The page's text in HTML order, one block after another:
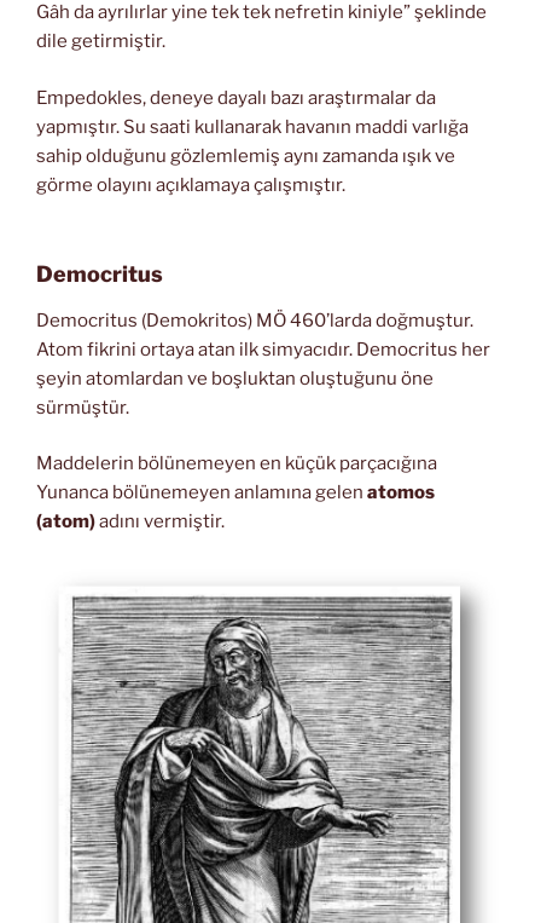
Gâh da ayrılırlar yine tek tek nefretin kiniyle” şeklinde
dile getirmiştir.
Empedokles, deneye dayalı bazı araştırmalar da
yapmıştır. Su saati kullanarak havanın maddi varlığa
sahip olduğunu gözlemlemiş aynı zamanda ışık ve
görme olayını açıklamaya çalışmıştır.
Democritus
Democritus (Demokritos) MÖ 460’larda doğmuştur.
Atom fikrini ortaya atan ilk simyacıdır. Democritus her
şeyin atomlardan ve boşluktan oluştuğunu öne
sürmüştür.
Maddelerin bölünemeyen en küçük parçacığına
Yunanca bölünemeyen anlamına gelen atomos
(atom)adını vermiştir.